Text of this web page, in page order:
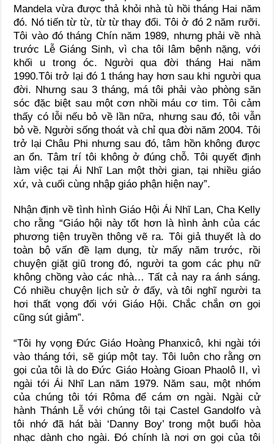
Mandela vừa được thả khỏi nhà tù hồi tháng Hai năm
đó. Nó tiến từ từ, từ từ thay đổi. Tôi ở đó 2 năm rưỡi.
Tôi vào đó tháng Chín năm 1989, nhưng phải về nhà
trước Lễ Giáng Sinh, vì cha tôi lâm bệnh nặng, với
khối u trong óc. Người qua đời tháng Hai năm
1990.Tôi trở lại đó 1 tháng hay hơn sau khi người qua
đời. Nhưng sau 3 tháng, má tôi phải vào phòng săn
sóc đặc biệt sau một cơn nhồi máu cơ tim. Tôi cảm
thấy có lỗi nếu bỏ về lần nữa, nhưng sau đó, tôi vẫn
bỏ về. Người sống thoát và chỉ qua đời năm 2004. Tôi
trở lại Châu Phi nhưng sau đó, tâm hồn không được
an ổn. Tâm trí tôi không ở đúng chỗ. Tôi quyết định
làm việc tại Ái Nhĩ Lan một thời gian, tại nhiều giáo
xứ, và cuối cùng nhập giáo phận hiện nay”.
Nhận định về tình hình Giáo Hội Ái Nhĩ Lan, Cha Kelly
cho rằng “Giáo hội này tốt hơn là hình ảnh của các
phương tiện truyền thông vẽ ra. Tôi giả thuyết là do
toàn bộ vấn đề lạm dụng, từ mấy năm trước, rồi
chuyện giặt giũ trong đó, người ta gom các phụ nữ
không chồng vào các nhà… Tất cả nay ra ánh sáng.
Có nhiều chuyện lịch sử ở đấy, và tôi nghĩ người ta
hơi thất vọng đối với Giáo Hội. Chắc chắn ơn gọi
cũng sút giảm”.
“Tôi hy vọng Đức Giáo Hoàng Phanxicô, khi ngài tới
vào tháng tới, sẽ giúp một tay. Tôi luôn cho rằng ơn
gọi của tôi là do Đức Giáo Hoàng Gioan Phaolô II, vì
ngài tới Ái Nhĩ Lan năm 1979. Năm sau, một nhóm
của chúng tôi tới Rôma để cám ơn ngài. Ngài cử
hành Thánh Lễ với chúng tôi tại Castel Gandolfo và
tôi nhớ đã hát bài ‘Danny Boy’ trong một buổi hòa
nhạc dành cho ngài. Đó chính là nơi ơn gọi của tôi